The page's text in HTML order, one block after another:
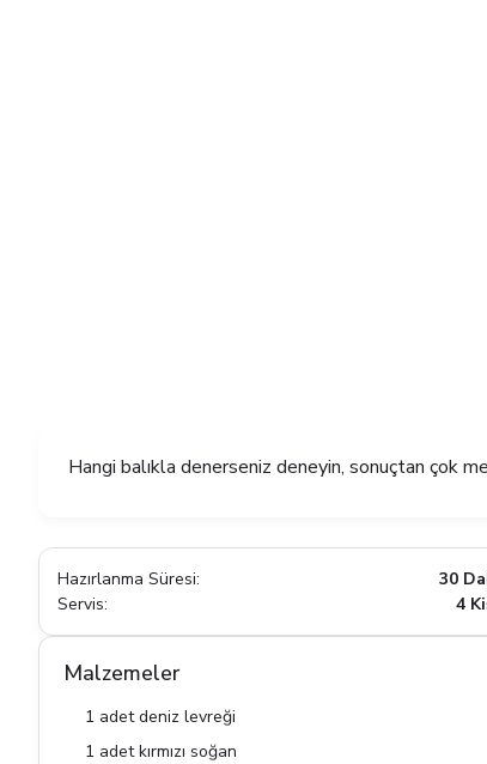
Hangi balıkla denerseniz deneyin, sonuçtan çok
Hazırlanma Süresi:
30
Servis:
4
Malzemeler
1 adet deniz levreği
1 adet kırmızı soğan